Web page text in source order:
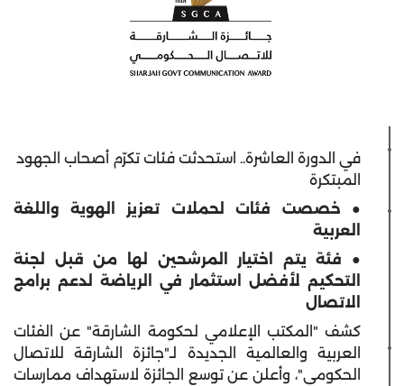
في الدورة العاشرة.. استحدثت فئات تكرّم أصحاب الجهود
المبتكرة
● خصصت فئات لحملات تعزيز الهوية واللغة
العربية
● فئة يتم اختيار المرشحين لها من قبل لجنة
التحكيم لأفضل استثمار في الرياضة لدعم برامج
الاتصال
كشف "المكتب الإعلامي لحكومة الشارقة" عن الفئات
العربية والعالمية الجديدة لـ"جائزة الشارقة للاتصال
الحكومي"، وأعلن عن توسع الجائزة لاستهداف ممارسات